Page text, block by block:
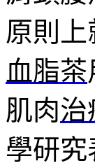
原則
血脂茶
肌肉治
學研究